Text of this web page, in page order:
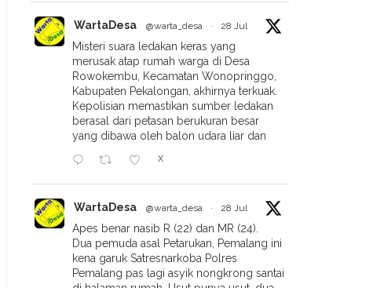
WartaDesa @warta_desa · 28 Jul
Misteri suara ledakan keras yang
merusak atap rumah warga di Desa
Rowokembu, Kecamatan Wonopringgo,
Kabupaten Pekalongan, akhirnya terkuak.
Kepolisian memastikan sumber ledakan
berasal dari petasan berukuran besar
yang dibawa oleh balon udara liar dan
X
WartaDesa @warta_desa · 28 Jul
Apes benar nasib R (22) dan MR (24).
Dua pemuda asal Petarukan, Pemalang ini
kena garuk Satresnarkoba Polres
Pemalang pas lagi asyik nongkrong santai